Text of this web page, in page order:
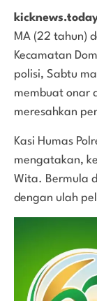
MA (22 tahun)
Kecamatan
polisi, Sabtu
membuat onar
meresahkan
Kasi Humas
mengatakan,
Wita. Bermula
dengan ulah